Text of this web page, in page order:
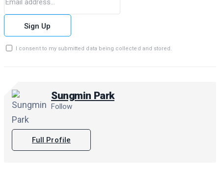
Sign Up
I consent to my submitted data being collected and stored.
Sungmin Park
Follow
Full Profile